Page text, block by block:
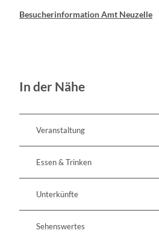
Besucherinformation Amt Neuzelle
In der Nähe
Veranstaltung
Essen & Trinken
Unterkünfte
Sehenswertes